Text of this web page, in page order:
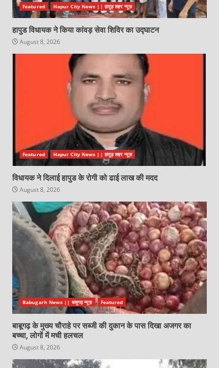
Featured Hapur City News || हापुड़ शहर न्यूज़
हापुड विधायक ने किया कांवड़ सेवा शिविर का उद्घाटन
August 8, 2026
Featured Hapur City News || हापुड़ शहर न्यूज़
विधायक ने दिलाई हापुड के रोगी को ढाई लाख की मदद
August 8, 2026
Babugarh News || बाबूगढ़ न्यूज़ Featured
बाबूगढ़ के मुख्य चौराहे पर सब्जी की दुकान के पास दिखा अजगर का
बच्चा, लोगों में मची हलचल
August 8, 2026